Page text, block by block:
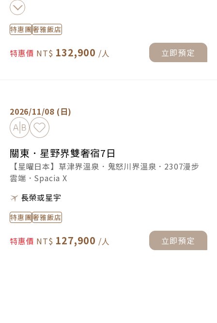
特惠團奢雅飯店
特惠價 132,900 立即預定
2026/11/08 (日)
加入比較加入最愛
關東．星野界雙奢宿7日
【星曜日本】草津界溫泉．鬼怒川界溫泉．2307漫步
雲端．Spacia X
長榮或星宇
特惠團奢雅飯店
特惠價 127,900 立即預定